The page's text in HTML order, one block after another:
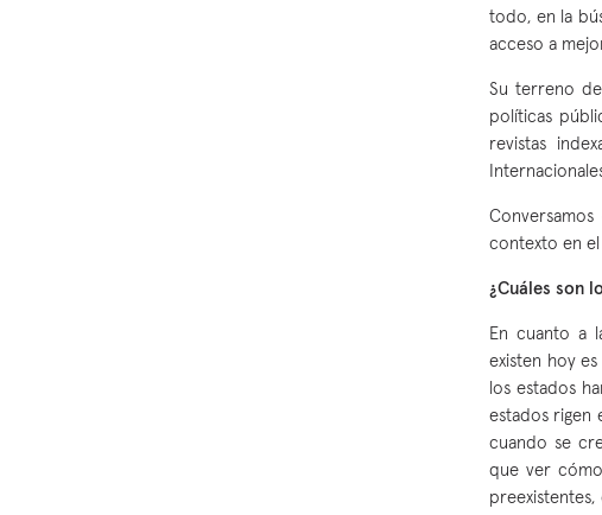
todo, en la
acceso a
Su terreno
políticas
revistas
contexto en
¿Cuáles son
En cuanto a
existen hoy
los estados
estados rigen
cuando se
que ver